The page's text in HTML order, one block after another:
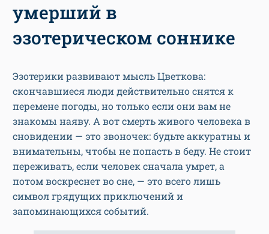
умерший в
эзотерическом соннике
Эзотерики развивают мысль Цветкова:
скончавшиеся люди действительно снятся к
перемене погоды, но только если они вам не
знакомы наяву. А вот смерть живого человека в
сновидении — это звоночек: будьте аккуратны и
внимательны, чтобы не попасть в беду. Не стоит
переживать, если человек сначала умрет, а
потом воскреснет во сне, — это всего лишь
символ грядущих приключений и
запоминающихся событий.